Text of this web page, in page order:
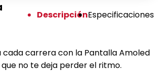
DescripciónEspecificaciones
cada carrera con la Pantalla Amoled
que no te deja perder el ritmo.